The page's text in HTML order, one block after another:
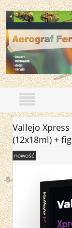
Vallejo
(12x18ml) +
nowość